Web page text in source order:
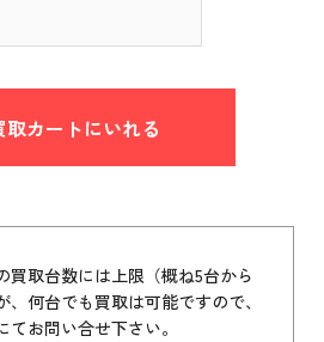
取カートにいれる
買取台数には上限（概ね5台から
、何台でも買取は可能ですので、
お問い合せ下さい。